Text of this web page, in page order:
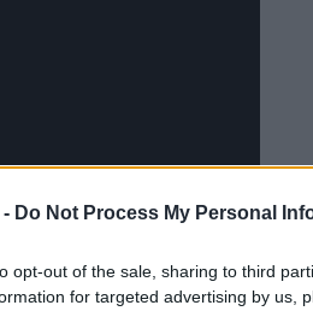
Do Not Process My Personal
opt-out of the sale, sharing to third
for targeted advertising by us,